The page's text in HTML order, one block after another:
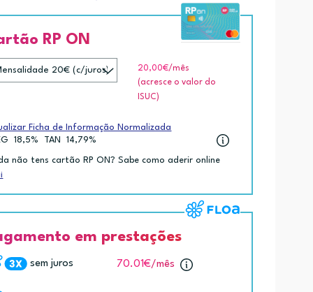
RP ON
20,00€/mês
(acresce o valor do
ISUC)
Ficha de Informação Normalizada
18,5% TAN 14,79%
não tens cartão RP ON? Sabe como aderir online
em prestações
sem juros 70.01€/mês